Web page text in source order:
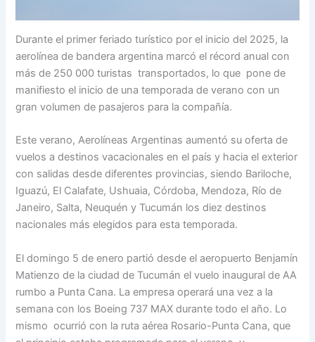
Durante el primer feriado turístico por el inicio del 2025, la
aerolínea de bandera argentina marcó el récord anual con
más de 250 000 turistas transportados, lo que pone de
manifiesto el inicio de una temporada de verano con un
gran volumen de pasajeros para la compañía.
Este verano, Aerolíneas Argentinas aumentó su oferta de
vuelos a destinos vacacionales en el país y hacia el exterior
con salidas desde diferentes provincias, siendo Bariloche,
Iguazú, El Calafate, Ushuaia, Córdoba, Mendoza, Río de
Janeiro, Salta, Neuquén y Tucumán los diez destinos
nacionales más elegidos para esta temporada.
El domingo 5 de enero partió desde el aeropuerto Benjamín
Matienzo de la ciudad de Tucumán el vuelo inaugural de AA
rumbo a Punta Cana. La empresa operará una vez a la
semana con los Boeing 737 MAX durante todo el año. Lo
mismo ocurrió con la ruta aérea Rosario-Punta Cana, que